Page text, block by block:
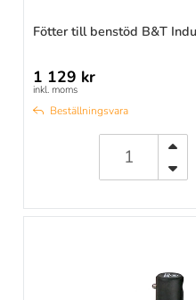
Fötter till benstöd B&T
1 129 kr
inkl. moms
Beställningsvara